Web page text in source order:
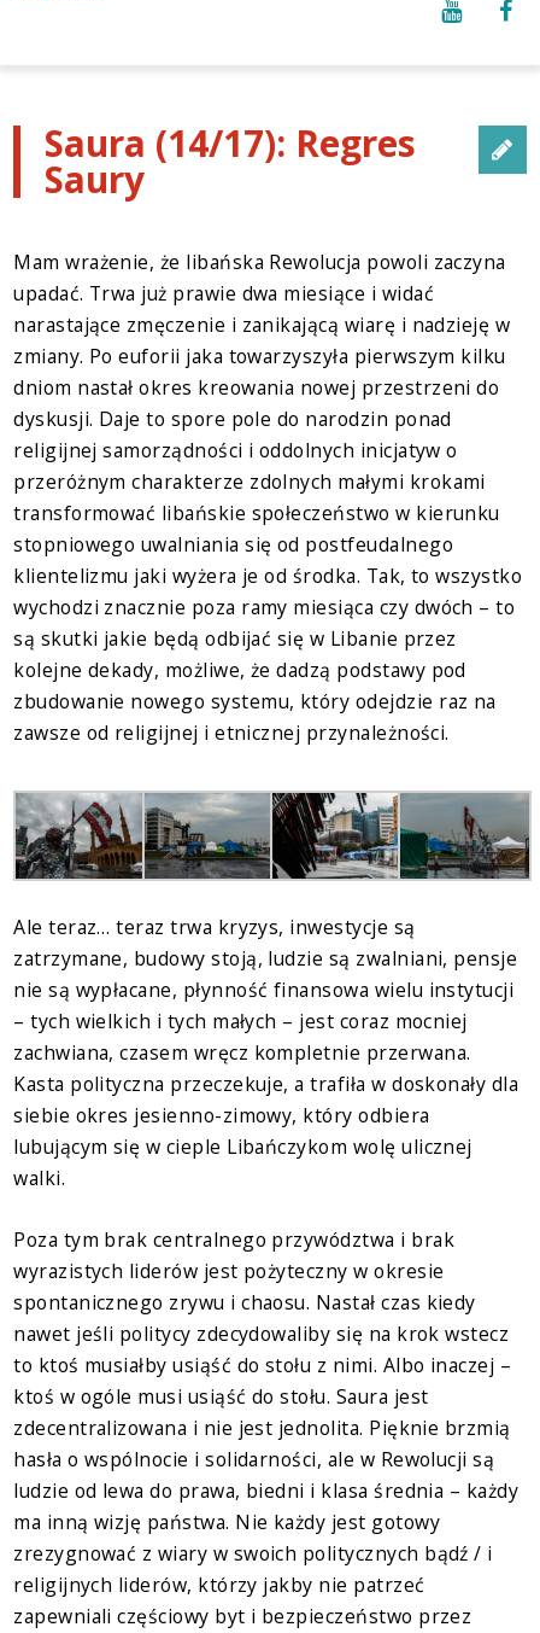
Saura (14/17): Regres
Saury
Mam wrażenie, że libańska Rewolucja powoli zaczyna
upadać. Trwa już prawie dwa miesiące i widać
narastające zmęczenie i zanikającą wiarę i nadzieję w
zmiany. Po euforii jaka towarzyszyła pierwszym kilku
dniom nastał okres kreowania nowej przestrzeni do
dyskusji. Daje to spore pole do narodzin ponad
religijnej samorządności i oddolnych inicjatyw o
przeróżnym charakterze zdolnych małymi krokami
transformować libańskie społeczeństwo w kierunku
stopniowego uwalniania się od postfeudalnego
klientelizmu jaki wyżera je od środka. Tak, to wszystko
wychodzi znacznie poza ramy miesiąca czy dwóch – to
są skutki jakie będą odbijać się w Libanie przez
kolejne dekady, możliwe, że dadzą podstawy pod
zbudowanie nowego systemu, który odejdzie raz na
zawsze od religijnej i etnicznej przynależności.
Ale teraz… teraz trwa kryzys, inwestycje są
zatrzymane, budowy stoją, ludzie są zwalniani, pensje
nie są wypłacane, płynność finansowa wielu instytucji
– tych wielkich i tych małych – jest coraz mocniej
zachwiana, czasem wręcz kompletnie przerwana.
Kasta polityczna przeczekuje, a trafiła w doskonały dla
siebie okres jesienno-zimowy, który odbiera
lubującym się w cieple Libańczykom wolę ulicznej
walki.
Poza tym brak centralnego przywództwa i brak
wyrazistych liderów jest pożyteczny w okresie
spontanicznego zrywu i chaosu. Nastał czas kiedy
nawet jeśli politycy zdecydowaliby się na krok wstecz
to ktoś musiałby usiąść do stołu z nimi. Albo inaczej –
ktoś w ogóle musi usiąść do stołu. Saura jest
zdecentralizowana i nie jest jednolita. Pięknie brzmią
hasła o wspólnocie i solidarności, ale w Rewolucji są
ludzie od lewa do prawa, biedni i klasa średnia – każdy
ma inną wizję państwa. Nie każdy jest gotowy
zrezygnować z wiary w swoich politycznych bądź / i
religijnych liderów, którzy jakby nie patrzeć
zapewniali częściowy byt i bezpieczeństwo przez